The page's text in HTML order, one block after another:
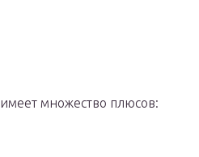
множество плюсов: